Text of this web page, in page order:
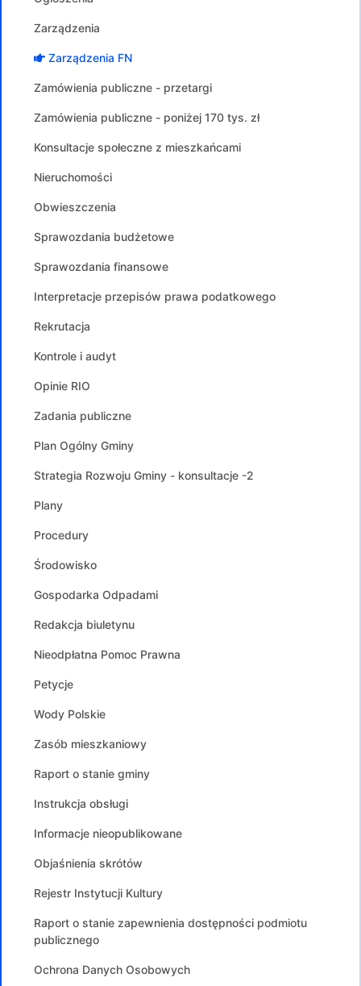
Zarządzenia
Zarządzenia FN
Zamówienia publiczne - przetargi
Zamówienia publiczne - poniżej 170 tys. zł
Konsultacje społeczne z mieszkańcami
Nieruchomości
Obwieszczenia
Sprawozdania budżetowe
Sprawozdania finansowe
Interpretacje przepisów prawa podatkowego
Rekrutacja
Kontrole i audyt
Opinie RIO
Zadania publiczne
Plan Ogólny Gminy
Strategia Rozwoju Gminy - konsultacje -2
Plany
Procedury
Środowisko
Gospodarka Odpadami
Redakcja biuletynu
Nieodpłatna Pomoc Prawna
Petycje
Wody Polskie
Zasób mieszkaniowy
Raport o stanie gminy
Instrukcja obsługi
Informacje nieopublikowane
Objaśnienia skrótów
Rejestr Instytucji Kultury
Raport o stanie zapewnienia dostępności podmiotu
publicznego
Ochrona Danych Osobowych